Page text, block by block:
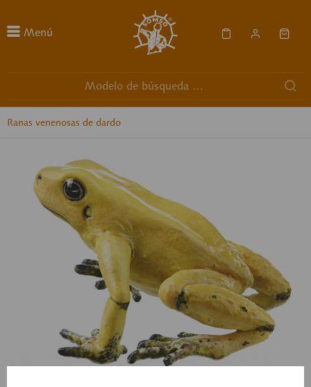
Menú
Ranas venenosas de dardo